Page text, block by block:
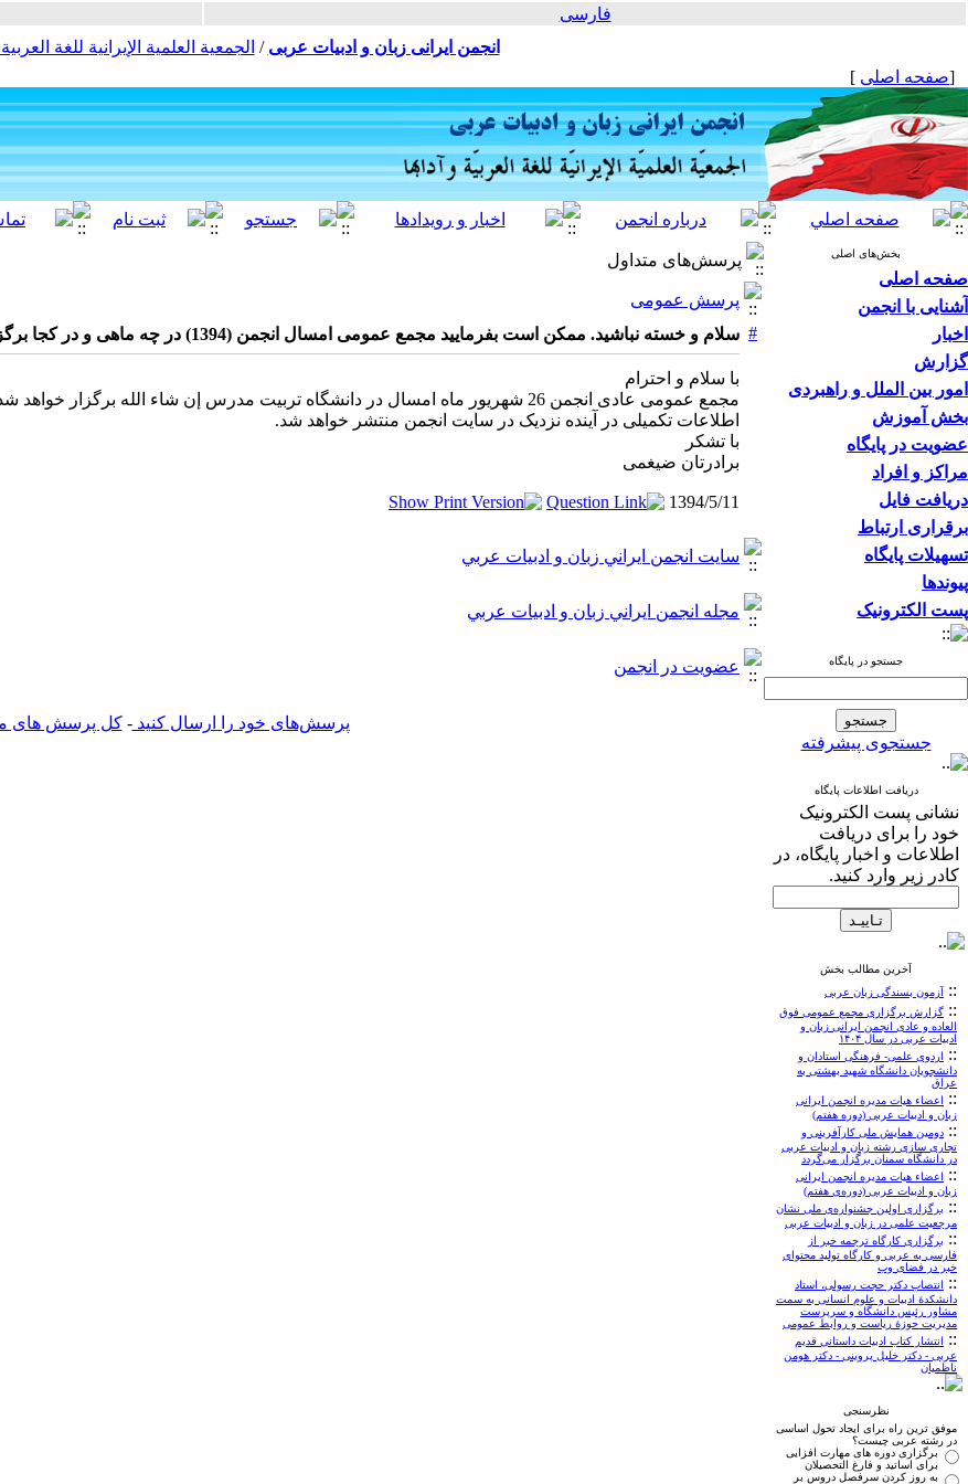
فارسی
انجمن ایرانی زبان و ادبیات عربی / الجمعية العلمية الإيرانية للغة العربية
[صفحه اصلی ]
بخش‌های اصلی
صفحه اصلی
آشنایی با انجمن
اخبار
گزارش
امور بین الملل و راهبردی
بخش آموزش
عضویت در پایگاه
مراکز و افراد
دریافت فایل
برقراری ارتباط
تسهیلات پایگاه
پیوندها
پست الکترونیک
جستجو در پایگاه
جستجوی پیشرفته
دریافت اطلاعات پایگاه
نشانی پست الکترونیک
خود را برای دریافت
اطلاعات و اخبار پایگاه، در
کادر زیر وارد کنید.
آخرین مطالب بخش
:: آزمون بسندگی زبان عربی
:: گزارش برگزاری مجمع عمومی فوق
العاده و عادی انجمن ایرانی زبان و
ادبیات عربی در سال ۱۴۰۴
:: اردوی علمی- فرهنگی استادان و
دانشجویان دانشگاه شهید بهشتی به
عراق
:: اعضاء هيات مديره انجمن ایرانی
زبان و ادبیات عربی (دوره‌ هفتم)
:: دومین همایش ملی کارآفرینی و
تجاری سازی رشته زبان و ادبیات عربی
در دانشگاه سمنان برگزار می‌گردد
:: اعضاء هيات مديره انجمن ایرانی
زبان و ادبیات عربی (دوره‌ی هفتم)
:: برگزاری اولین جشنواره‌ی ملی نشان
مرجعیت علمی در زبان و ادبیات عربی
:: برگزاری کارگاه ترجمه خبر از
فارسی به عربی و کارگاه تولید محتوای
خبر در فضای وب
:: انتصاب دکتر حجت رسولی، استاد
دانشکدۀ ادبیات و علوم انسانی به سمت
مشاور رئیس دانشگاه و سرپرست
مدیریت حوزۀ ریاست و روابط عمومی
:: انتشار کتاب ادبیات داستانی قدیم
عربی - دکتر خلیل پروینی - دکتر هومن
ناظمیان
نظرسنجی
موفق ترین راه برای ایجاد تحول اساسی
در رشته عربی چیست؟
برگزاری دوره های مهارت افزایی
برای اساتید و فارغ التحصیلان
به روز کردن سرفصل دروس بر
پرسش‌های متداول
پرسش عمومی
# سلام و خسته نباشید. ممکن است بفرمایید مجمع عمومی امسال انجمن (1394) در چه ماهی و در کجا برگزار خواهد شد؟ با تشکر فراوان
با سلام و احترام
مجمع عمومی عادی انجمن 26 شهریور ماه امسال در دانشگاه تربیت مدرس إن شاء الله برگزار خواهد شد.
اطلاعات تکمیلی در آینده نزدیک در سایت انجمن منتشر خواهد شد.
با تشکر
برادرتان ضیغمی
1394/5/11
سايت انجمن ايراني زبان و ادبيات عربي
مجله انجمن ايراني زبان و ادبيات عربي
عضويت در انجمن
پرسش‌های خود را ارسال کنید-کل پرسش های